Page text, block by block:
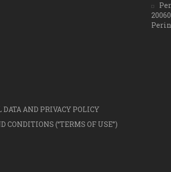
DATA AND PRIVACY POLICY
CONDITIONS (“TERMS OF USE”)